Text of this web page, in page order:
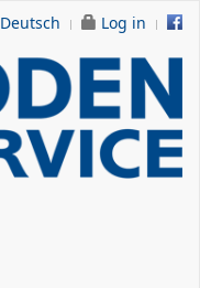
Deutsch Log in